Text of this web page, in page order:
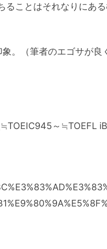
ることはそれなりにあ
。（筆者のエゴサが良
≒TOEIC945～≒TOEFL